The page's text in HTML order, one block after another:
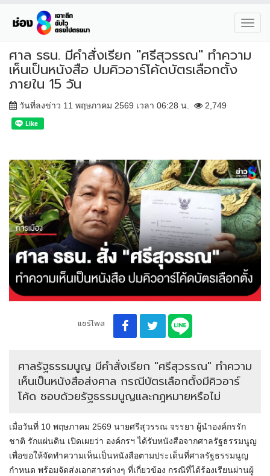
ศาล รธน. มีคำสั่งเรียก "ศรีสุวรรณ" ทำความ
เห็นเป็นหนังสือ ปมคิวอาร์โค้ดบัตรเลือกตั้ง
ภายใน 15 วัน
วันที่ลงข่าว 11 พฤษภาคม 2569 เวลา 06:28 น. 2,749
แชร์โพส
ศาลรัฐธรรมนูญ มีคำสั่งเรียก "ศรีสุวรรณ" ทำความ
เห็นเป็นหนังสือส่งศาล กรณีบัตรเลือกตั้งมีคิวอาร์
โค้ด ชอบด้วยรัฐธรรมนูญและกฎหมายหรือไม่
เมื่อวันที่ 10 พฤษภาคม 2569 นายศรีสุวรรณ จรรยา ผู้นำองค์กรรัก
ชาติ รักแผ่นดิน เปิดเผยว่า องค์กรฯ ได้รับหนังสือจากศาลรัฐธรรมนูญ
เพื่อขอให้จัดทำความเห็นเป็นหนังสือตามประเด็นที่ศาลรัฐธรรมนูญ
กำหนด พร้อมจัดส่งเอกสารต่างๆ ที่เกี่ยวข้อง กรณีที่ได้ร้องเรียนผ่านผู้